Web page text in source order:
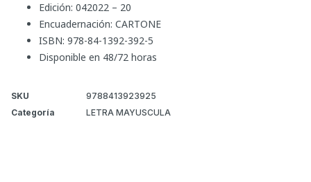
Edición: 042022 – 20
Encuadernación: CARTONE
ISBN: 978-84-1392-392-5
Disponible en 48/72 horas
SKU
9788413923925
Categoría
LETRA MAYUSCULA